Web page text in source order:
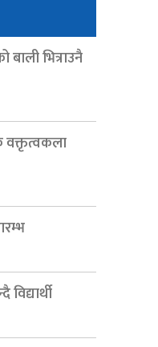
भित्राउनै
वक्तृत्वकला